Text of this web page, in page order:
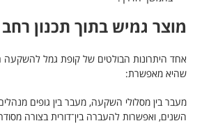
מוצר גמיש בתוך תכנון רחב
אחד היתרונות הבולטים של קופת גמל להשקעה
שהיא מאפשרת:
מעבר בין מסלולי השקעה, מעבר בין גופים
השנים, ואפשרות להעברה בין־דורית בצורה